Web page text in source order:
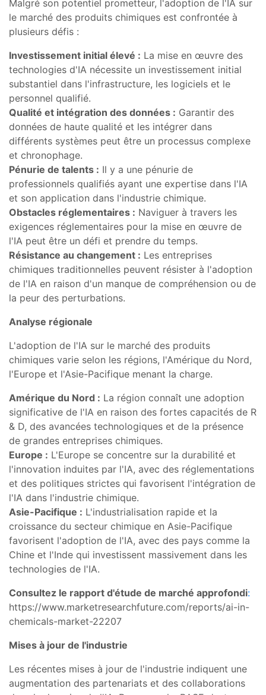
Malgré son potentiel prometteur, l'adoption de l'IA sur
le marché des produits chimiques est confrontée à
plusieurs défis :
Investissement initial élevé : La mise en œuvre des
technologies d'IA nécessite un investissement initial
substantiel dans l'infrastructure, les logiciels et le
personnel qualifié.
Qualité et intégration des données : Garantir des
données de haute qualité et les intégrer dans
différents systèmes peut être un processus complexe
et chronophage.
Pénurie de talents : Il y a une pénurie de
professionnels qualifiés ayant une expertise dans l'IA
et son application dans l'industrie chimique.
Obstacles réglementaires : Naviguer à travers les
exigences réglementaires pour la mise en œuvre de
l'IA peut être un défi et prendre du temps.
Résistance au changement : Les entreprises
chimiques traditionnelles peuvent résister à l'adoption
de l'IA en raison d'un manque de compréhension ou de
la peur des perturbations.
Analyse régionale
L'adoption de l'IA sur le marché des produits
chimiques varie selon les régions, l'Amérique du Nord,
l'Europe et l'Asie-Pacifique menant la charge.
Amérique du Nord : La région connaît une adoption
significative de l'IA en raison des fortes capacités de R
& D, des avancées technologiques et de la présence
de grandes entreprises chimiques.
Europe : L'Europe se concentre sur la durabilité et
l'innovation induites par l'IA, avec des réglementations
et des politiques strictes qui favorisent l'intégration de
l'IA dans l'industrie chimique.
Asie-Pacifique : L'industrialisation rapide et la
croissance du secteur chimique en Asie-Pacifique
favorisent l'adoption de l'IA, avec des pays comme la
Chine et l'Inde qui investissent massivement dans les
technologies de l'IA.
Consultez le rapport d'étude de marché approfondi:
https://www.marketresearchfuture.com/reports/ai-in-
chemicals-market-22207
Mises à jour de l'industrie
Les récentes mises à jour de l'industrie indiquent une
augmentation des partenariats et des collaborations